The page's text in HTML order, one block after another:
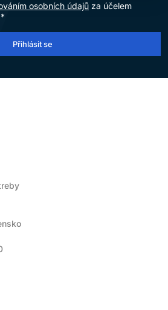
osobních údajů za účelem
Přihlásit se